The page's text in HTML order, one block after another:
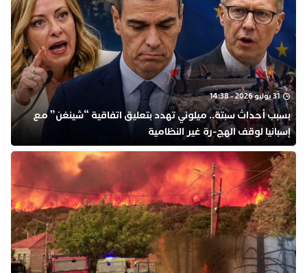
31 يوليو 2026 - 14:38
بسبب أحداث سبتة.. ميلوني تهدد بتعليق اتفاقية “شينغن” مع
إسبانيا لوقف الهج-رة غير النظامية